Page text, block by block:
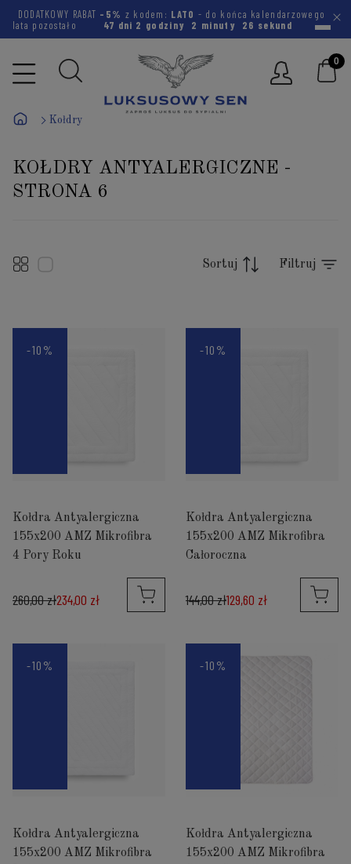
DODATKOWY RABAT -5% z kodem: LATO - do końca kalendarzowego
lata pozostało
47 dni 2 godziny 2 minuty 25 sekund
Kołdry
KOŁDRY ANTYALERGICZNE -
STRONA 6
Sortuj Filtruj
-10%
Kołdra Antyalergiczna
155x200 AMZ Mikrofibra
4 Pory Roku
234,00 zł
260,00 zł
-10%
Kołdra Antyalergiczna
155x200 AMZ Mikrofibra
Całoroczna
129,60 zł
144,00 zł
-10%
Kołdra Antyalergiczna
155x200 AMZ Mikrofibra
-10%
Kołdra Antyalergiczna
155x200 AMZ Mikrofibra